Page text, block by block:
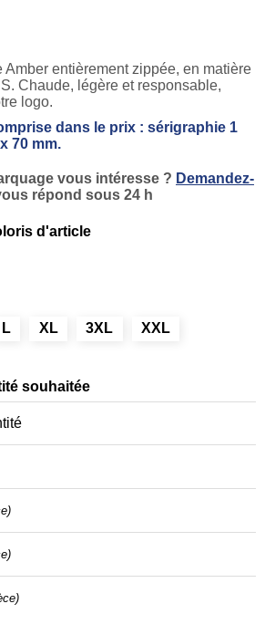
Amber entièrement zippée, en matière
Chaude, légère et responsable,
logo.
dans le prix : sérigraphie 1
70 mm.
vous intéresse ? Demandez-
répond sous 24 h
d'article
L XL 3XL XXL
souhaitée